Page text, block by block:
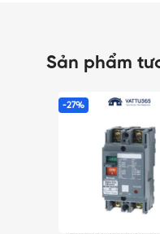
Sản phẩm
-27%